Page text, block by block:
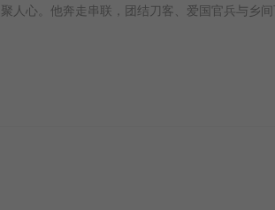
人心。他奔走串联，团结刀客、爱国官兵与乡